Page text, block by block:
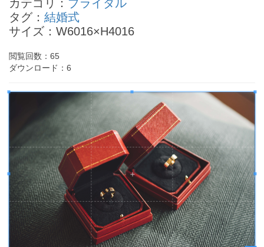
小倉優子の四柱推命
浜田省吾の四柱推命
岡野昭仁の四柱推命
カテゴリ： ブライダル
タグ： 結婚式
サイズ：W6016×H4016
閲覧回数： 65
ダウンロード： 6